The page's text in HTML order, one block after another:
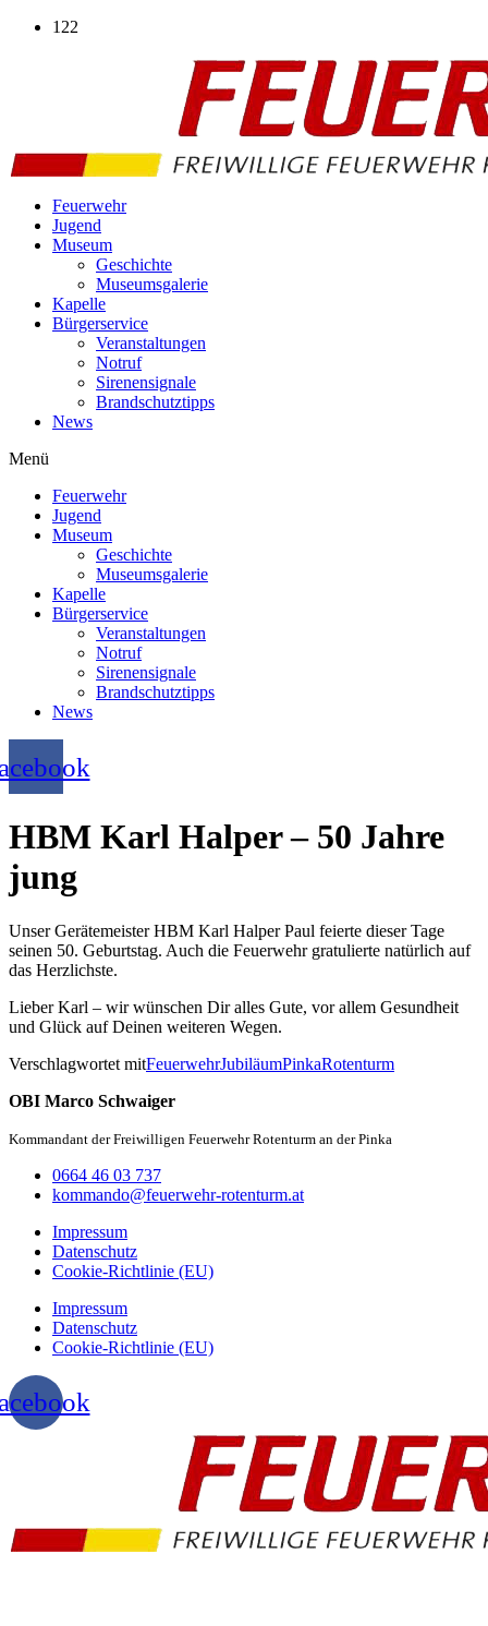
Zum
122
Feuerwehr
Jugend
Museum
Geschichte
Museumsgalerie
Kapelle
Bürgerservice
Veranstaltungen
Notruf
Sirenensignale
Brandschutztipps
News
Menü
Feuerwehr
Jugend
Museum
Geschichte
Museumsgalerie
Kapelle
Bürgerservice
Veranstaltungen
Notruf
Sirenensignale
Brandschutztipps
News
HBM Karl Halper – 50 Jahre
jung
Unser Gerätemeister HBM Karl Halper Paul feierte dieser Tage
seinen 50. Geburtstag. Auch die Feuerwehr gratulierte natürlich auf
das Herzlichste.
Lieber Karl – wir wünschen Dir alles Gute, vor allem Gesundheit
und Glück auf Deinen weiteren Wegen.
Verschlagwortet mitFeuerwehrJubiläumPinkaRotenturm
OBI Marco Schwaiger
Kommandant der Freiwilligen Feuerwehr Rotenturm an der Pinka
0664 46 03 737
kommando@feuerwehr-rotenturm.at
Impressum
Datenschutz
Cookie-Richtlinie (EU)
Impressum
Datenschutz
Cookie-Richtlinie (EU)